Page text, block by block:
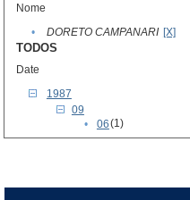
Nome
•
DORETO CAMPANARI [X]
TODOS
Date
1987
09
•
06(1)